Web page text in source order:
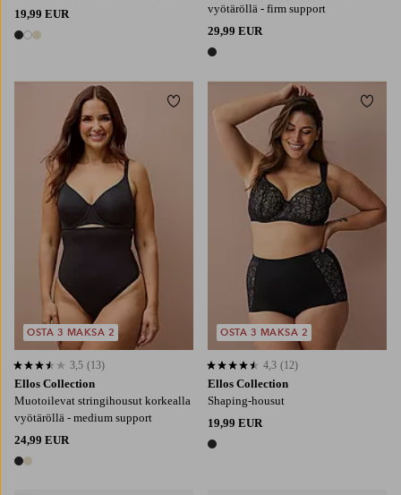
19,99 EUR
3 värejä
vyötäröllä - firm support
29,99 EUR
1 väri
Ellos Collection
Muotoilevat stringihousut korkealla
vyötäröllä - medium support
24,99 EUR
2 värejä
3,5 perustuen 13 arvosanaan
3,5 (13)
OSTA 3 MAKSA 2
Lisää suosikkeihin
Ellos Collection
Shaping-housut
19,99 EUR
1 väri
4,3 perustuen 12 arvosanaan
4,3 (12)
OSTA 3 MAKSA 2
XL2XL